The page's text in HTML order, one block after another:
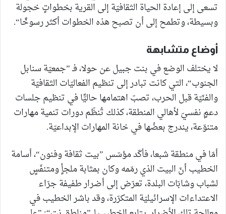
تسعى إلى إعادة الحياة الثقافيّة إلى القرية بخطواتٍ خجولة
وبسيطة، وتطمح إلى أن تصبح هذه الخطوات أكثر رسوخًا“.
أوضاع متشابهة
لا يختلف الوضع في بنت جبيل عن حولا، فـ ”جمعيّة سنابل
الجنوب“، التي كانت تبادر إلى تنظيم الفعاليّات الثقافيّة
والفنّيّة قبل الحرب، تصبّ اهتمامها حاليًّا في تنظيم جلسات
دعمٍ نفسيّ لأهالي المنطقة، كذلك تُنظّم دورات تنمية مهارات
متنوّعة، يندرج بعضُها في خانة المهارات الإبداعيّة.
أمّا في منطقة شبعا، فأكّد مؤسّس ”بيت ثقافة وفنون“، أسامة
الخطيب أنّ البيت الذي رمّمه وكان بمثابة ملجأٍ ومتنفّسٍ
لشباب وشابّات البلدة، تعرّض إلى أضرار طفيفة جرّاء
الاعتداءات الإسرائيليّة المتكرّرة، وقد باشر الخطيب في